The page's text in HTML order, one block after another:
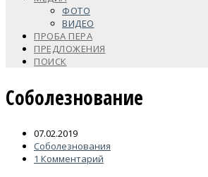
ФОТО
ВИДЕО
ПРОБА ПЕРА
ПРЕДЛОЖЕНИЯ
ПОИСК
Соболезнование
07.02.2019
Соболезнования
1 Комментарий